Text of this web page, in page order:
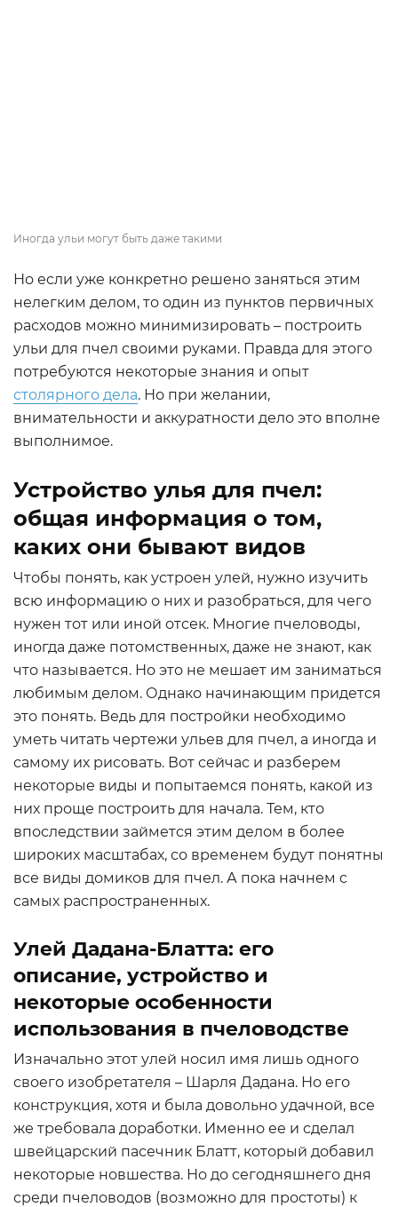
Иногда ульи могут быть даже такими
Но если уже конкретно решено заняться этим
нелегким делом, то один из пунктов первичных
расходов можно минимизировать – построить
ульи для пчел своими руками. Правда для этого
потребуются некоторые знания и опыт
столярного дела. Но при желании,
внимательности и аккуратности дело это вполне
выполнимое.
Устройство улья для пчел:
общая информация о том,
каких они бывают видов
Чтобы понять, как устроен улей, нужно изучить
всю информацию о них и разобраться, для чего
нужен тот или иной отсек. Многие пчеловоды,
иногда даже потомственных, даже не знают, как
что называется. Но это не мешает им заниматься
любимым делом. Однако начинающим придется
это понять. Ведь для постройки необходимо
уметь читать чертежи ульев для пчел, а иногда и
самому их рисовать. Вот сейчас и разберем
некоторые виды и попытаемся понять, какой из
них проще построить для начала. Тем, кто
впоследствии займется этим делом в более
широких масштабах, со временем будут понятны
все виды домиков для пчел. А пока начнем с
самых распространенных.
Улей Дадана-Блатта: его
описание, устройство и
некоторые особенности
использования в пчеловодстве
Изначально этот улей носил имя лишь одного
своего изобретателя – Шарля Дадана. Но его
конструкция, хотя и была довольно удачной, все
же требовала доработки. Именно ее и сделал
швейцарский пасечник Блатт, который добавил
некоторые новшества. Но до сегодняшнего дня
среди пчеловодов (возможно для простоты) к